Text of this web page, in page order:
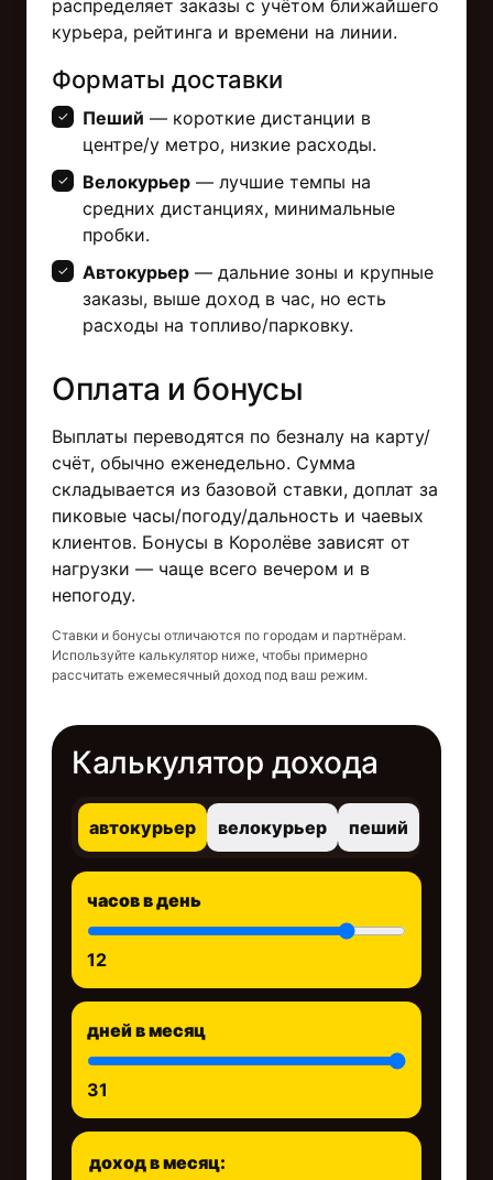
распределяет заказы с учётом ближайшего
курьера, рейтинга и времени на линии.
Форматы доставки
Пеший — короткие дистанции в
центре/у метро, низкие расходы.
Велокурьер — лучшие темпы на
средних дистанциях, минимальные
пробки.
Автокурьер — дальние зоны и крупные
заказы, выше доход в час, но есть
расходы на топливо/парковку.
Оплата и бонусы
Выплаты переводятся по безналу на карту/
счёт, обычно еженедельно. Сумма
складывается из базовой ставки, доплат за
пиковые часы/погоду/дальность и чаевых
клиентов. Бонусы в Королёве зависят от
нагрузки — чаще всего вечером и в
непогоду.
Ставки и бонусы отличаются по городам и партнёрам.
Используйте калькулятор ниже, чтобы примерно
рассчитать ежемесячный доход под ваш режим.
Калькулятор дохода
автокурьер велокурьер пеший
часов в день
12
дней в месяц
31
доход в месяц: